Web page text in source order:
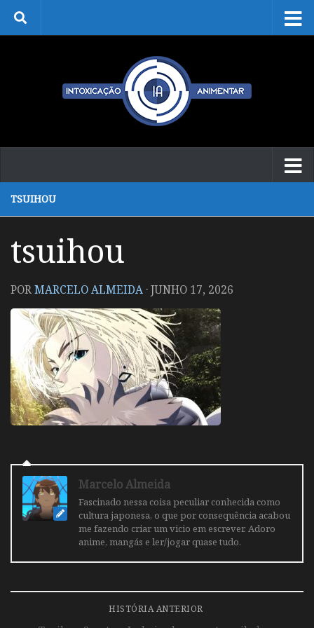
Skip to content
TSUIHOU
tsuihou
PORMARCELO ALMEIDA ·JUNHO 17, 2026
Marcelo Almeida
Fascinado nessa coisa peculiar conhecida como
cultura japonesa, o que por consequência acabou
me fazendo criar um vicio em escrever. Adoro
anime, mangás e ler/jogar quase tudo.
HISTÓRIA ANTERIOR